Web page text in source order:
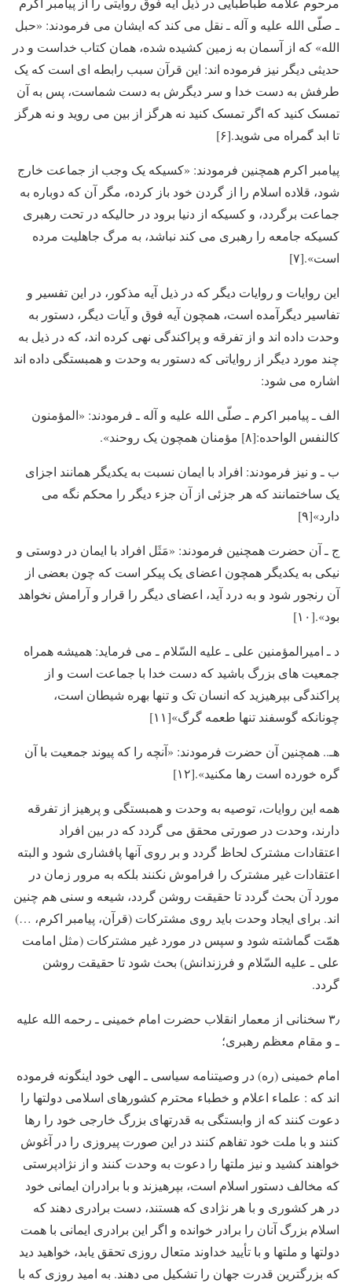
ـ صلّی الله علیه و آله ـ نقل می کند که ایشان می فرمودند: «حبل
الله» که از آسمان به زمین کشیده شده، همان کتاب خداست و در
حدیثی دیگر نیز فرموده اند: این قرآن سبب رابطه ای است که یک
طرفش به دست خدا و سر دیگرش به دست شماست، پس به آن
تمسک کنید که اگر تمسک کنید نه هرگز از بین می روید و نه هرگز
تا ابد گمراه می شوید.[۶]
پیامبر اکرم همچنین فرمودند: «کسیکه یک وجب از جماعت خارج
شود، قلاده اسلام را از گردن خود باز کرده، مگر آن که دوباره به
جماعت برگردد، و کسیکه از دنیا برود در حالیکه در تحت رهبری
کسیکه جامعه را رهبری می کند نباشد، به مرگ جاهلیت مرده
است».[۷]
این روایات و روایات دیگر که در ذیل آیه مذکور، در این تفسیر و
تفاسیر دیگرآمده است، همچون آیه فوق و آیات دیگر، دستور به
وحدت داده اند و از تفرقه و پراکندگی نهی کرده اند، که در ذیل به
چند مورد دیگر از روایاتی که دستور به وحدت و همبستگی داده اند
اشاره می شود:
الف ـ پیامبر اکرم ـ صلّی الله علیه و آله ـ فرمودند: «المؤمنون
کالنفس الواحده:[۸] مؤمنان همچون یک روحند».
ب ـ و نیز فرمودند: افراد با ایمان نسبت به یکدیگر همانند اجزای
یک ساختمانند که هر جزئی از آن جزء دیگر را محکم نگه می
دارد»[۹]
ج ـ آن حضرت همچنین فرمودند: «مَثَل افراد با ایمان در دوستی و
نیکی به یکدیگر همچون اعضای یک پیکر است که چون بعضی از
آن رنجور شود و به درد آید، اعضای دیگر را قرار و آرامش نخواهد
بود».[۱۰]
د ـ امیرالمؤمنین علی ـ علیه السّلام ـ می فرماید: همیشه همراه
جمعیت های بزرگ باشید که دست خدا با جماعت است و از
پراکندگی بپرهیزید که انسان تک و تنها بهره شیطان است،
چونانکه گوسفند تنها طعمه گرگ»[۱۱]
هـ.. همچنین آن حضرت فرمودند: «آنچه را که پیوند جمعیت با آن
گره خورده است رها مکنید».[۱۲]
همه این روایات، توصیه به وحدت و همبستگی و پرهیز از تفرقه
دارند، وحدت در صورتی محقق می گردد که در بین افراد
اعتقادات مشترک لحاظ گردد و بر روی آنها پافشاری شود و البته
اعتقادات غیر مشترک را فراموش نکنند بلکه به مرور زمان در
مورد آن بحث گردد تا حقیقت روشن گردد، شیعه و سنی هم چنین
اند. برای ایجاد وحدت باید روی مشترکات (قرآن، پیامبر اکرم، …)
همّت گماشته شود و سپس در مورد غیر مشترکات (مثل امامت
علی ـ علیه السّلام و فرزندانش) بحث شود تا حقیقت روشن
گردد.
۳٫ سخنانی از معمار انقلاب حضرت امام خمینی ـ رحمه الله علیه
ـ و مقام معظم رهبری؛
امام خمینی (ره) در وصیتنامه سیاسی ـ الهی خود اینگونه فرموده
اند که : علماء اعلام و خطباء محترم کشورهای اسلامی دولتها را
دعوت کنند که از وابستگی به قدرتهای بزرگ خارجی خود را رها
کنند و با ملت خود تفاهم کنند در این صورت پیروزی را در آغوش
خواهند کشید و نیز ملتها را دعوت به وحدت کنند و از نژادپرستی
که مخالف دستور اسلام است، بپرهیزند و با برادران ایمانی خود
در هر کشوری و با هر نژادی که هستند، دست برادری دهند که
اسلام بزرگ آنان را برادر خوانده و اگر این برادری ایمانی با همت
دولتها و ملتها و با تأیید خداوند متعال روزی تحقق یابد، خواهید دید
که بزرگترین قدرت جهان را تشکیل می دهند. به امید روزی که با